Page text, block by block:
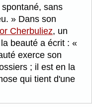
sans
Dans son
Cherbuliez, un
beauté a écrit :
exerce son
; il est en la
qui tient d'une